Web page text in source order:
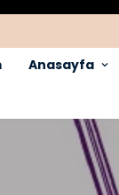
Anasayfa